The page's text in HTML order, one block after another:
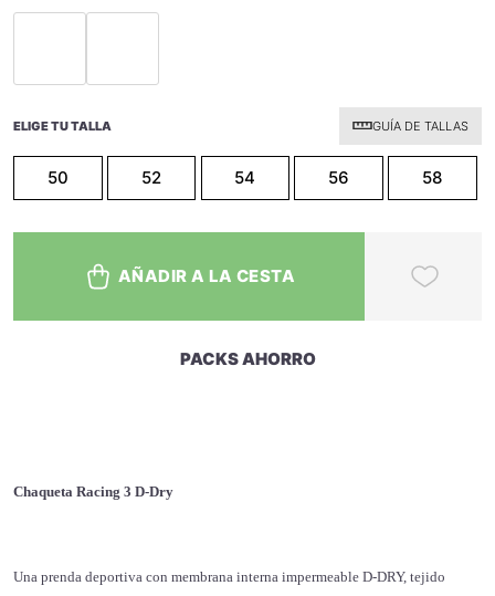
ELIGE TU TALLA GUÍA DE TALLAS
50 52 54 56 58
AÑADIR A LA CESTA
PACKS AHORRO
Chaqueta Racing 3 D-Dry
Una prenda deportiva con membrana interna impermeable D-DRY, tejido